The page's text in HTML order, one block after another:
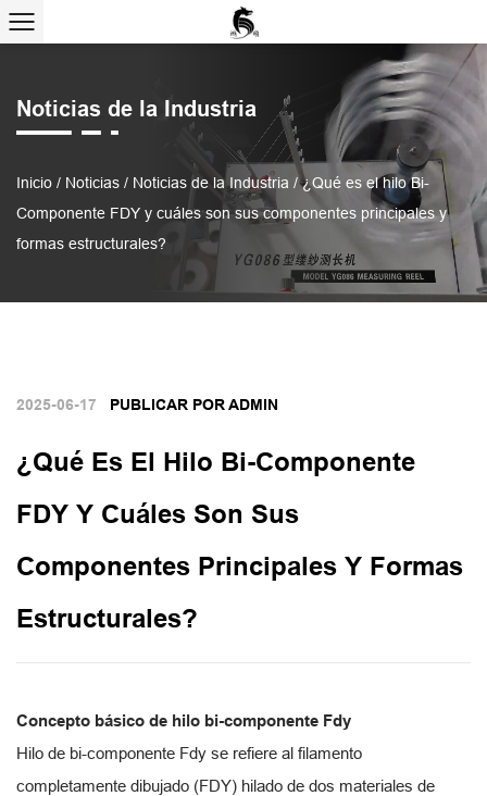
Noticias de la Industria
Inicio / Noticias / Noticias de la Industria /¿Qué es el hilo Bi-
Componente FDY y cuáles son sus componentes principales y
formas estructurales?
2025-06-17 PUBLICAR POR ADMIN
¿Qué Es El Hilo Bi-Componente
FDY Y Cuáles Son Sus
Componentes Principales Y Formas
Estructurales?
Concepto básico de hilo bi-componente Fdy
Hilo de bi-componente Fdy se refiere al filamento
completamente dibujado (FDY) hilado de dos materiales de